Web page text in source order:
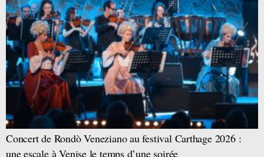
Concert de Rondò Veneziano au festival Carthage 2026 :
une escale à Venise le temps d’une soirée